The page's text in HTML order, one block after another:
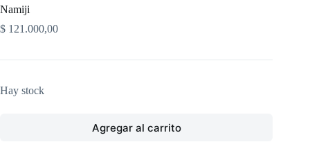
Namiji
$ 121.000,00
Hay stock
Agregar al carrito